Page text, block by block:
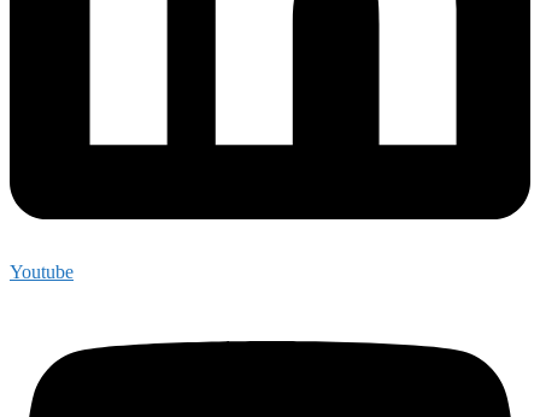
Youtube